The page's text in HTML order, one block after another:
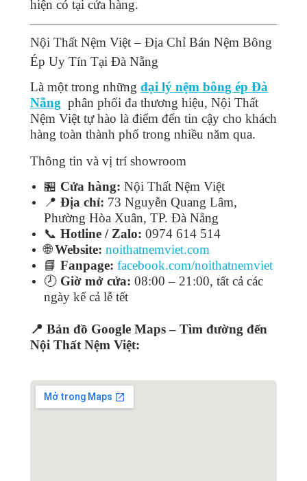
hiện có tại cửa hàng.
Nội Thất Nệm Việt – Địa Chỉ Bán Nệm Bông
Ép Uy Tín Tại Đà Nẵng
Là một trong những đại lý nệm bông ép Đà
Nẵng phân phối đa thương hiệu, Nội Thất
Nệm Việt tự hào là điểm đến tin cậy cho khách
hàng toàn thành phố trong nhiều năm qua.
Thông tin và vị trí showroom
🏪 Cửa hàng: Nội Thất Nệm Việt
📍 Địa chỉ: 73 Nguyễn Quang Lâm,
Phường Hòa Xuân, TP. Đà Nẵng
📞 Hotline / Zalo: 0974 614 514
🌐Website: noithatnemviet.com
📘 Fanpage: facebook.com/noithatnemviet
🕗 Giờ mở cửa: 08:00 – 21:00, tất cả các
ngày kể cả lễ tết
📍 Bản đồ Google Maps – Tìm đường đến
Nội Thất Nệm Việt: